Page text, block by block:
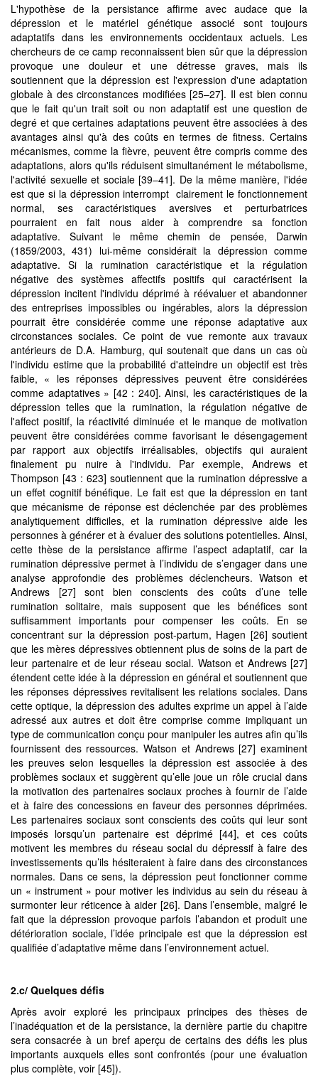
L'hypothèse de la persistance affirme avec audace que la
dépression et le matériel génétique associé sont toujours
adaptatifs dans les environnements occidentaux actuels. Les
chercheurs de ce camp reconnaissent bien sûr que la dépression
provoque une douleur et une détresse graves, mais ils
soutiennent que la dépression est l'expression d'une adaptation
globale à des circonstances modifiées [25–27]. Il est bien connu
que le fait qu'un trait soit ou non adaptatif est une question de
degré et que certaines adaptations peuvent être associées à des
avantages ainsi qu'à des coûts en termes de fitness. Certains
mécanismes, comme la fièvre, peuvent être compris comme des
adaptations, alors qu'ils réduisent simultanément le métabolisme,
l'activité sexuelle et sociale [39–41]. De la même manière, l'idée
est que si la dépression interrompt clairement le fonctionnement
normal, ses caractéristiques aversives et perturbatrices
pourraient en fait nous aider à comprendre sa fonction
adaptative. Suivant le même chemin de pensée, Darwin
(1859/2003, 431) lui-même considérait la dépression comme
adaptative. Si la rumination caractéristique et la régulation
négative des systèmes affectifs positifs qui caractérisent la
dépression incitent l'individu déprimé à réévaluer et abandonner
des entreprises impossibles ou ingérables, alors la dépression
pourrait être considérée comme une réponse adaptative aux
circonstances sociales. Ce point de vue remonte aux travaux
antérieurs de D.A. Hamburg, qui soutenait que dans un cas où
l'individu estime que la probabilité d'atteindre un objectif est très
faible, « les réponses dépressives peuvent être considérées
comme adaptatives » [42 : 240]. Ainsi, les caractéristiques de la
dépression telles que la rumination, la régulation négative de
l'affect positif, la réactivité diminuée et le manque de motivation
peuvent être considérées comme favorisant le désengagement
par rapport aux objectifs irréalisables, objectifs qui auraient
finalement pu nuire à l'individu. Par exemple, Andrews et
Thompson [43 : 623] soutiennent que la rumination dépressive a
un effet cognitif bénéfique. Le fait est que la dépression en tant
que mécanisme de réponse est déclenchée par des problèmes
analytiquement difficiles, et la rumination dépressive aide les
personnes à générer et à évaluer des solutions potentielles. Ainsi,
cette thèse de la persistance affirme l’aspect adaptatif, car la
rumination dépressive permet à l’individu de s’engager dans une
analyse approfondie des problèmes déclencheurs. Watson et
Andrews [27] sont bien conscients des coûts d’une telle
rumination solitaire, mais supposent que les bénéfices sont
suffisamment importants pour compenser les coûts. En se
concentrant sur la dépression post-partum, Hagen [26] soutient
que les mères dépressives obtiennent plus de soins de la part de
leur partenaire et de leur réseau social. Watson et Andrews [27]
étendent cette idée à la dépression en général et soutiennent que
les réponses dépressives revitalisent les relations sociales. Dans
cette optique, la dépression des adultes exprime un appel à l’aide
adressé aux autres et doit être comprise comme impliquant un
type de communication conçu pour manipuler les autres afin qu’ils
fournissent des ressources. Watson et Andrews [27] examinent
les preuves selon lesquelles la dépression est associée à des
problèmes sociaux et suggèrent qu’elle joue un rôle crucial dans
la motivation des partenaires sociaux proches à fournir de l’aide
et à faire des concessions en faveur des personnes déprimées.
Les partenaires sociaux sont conscients des coûts qui leur sont
imposés lorsqu’un partenaire est déprimé [44], et ces coûts
motivent les membres du réseau social du dépressif à faire des
investissements qu’ils hésiteraient à faire dans des circonstances
normales. Dans ce sens, la dépression peut fonctionner comme
un « instrument » pour motiver les individus au sein du réseau à
surmonter leur réticence à aider [26]. Dans l’ensemble, malgré le
fait que la dépression provoque parfois l’abandon et produit une
détérioration sociale, l’idée principale est que la dépression est
qualifiée d’adaptative même dans l’environnement actuel.
2.c/ Quelques défis
Après avoir exploré les principaux principes des thèses de
l’inadéquation et de la persistance, la dernière partie du chapitre
sera consacrée à un bref aperçu de certains des défis les plus
importants auxquels elles sont confrontés (pour une évaluation
plus complète, voir [45]).